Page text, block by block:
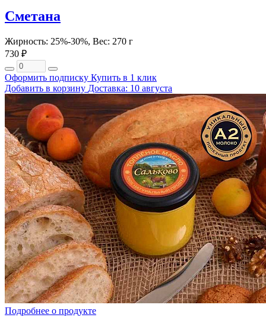
Сметана
Жирность: 25%-30%, Вес: 270 г
730 ₽
Оформить подписку Купить в 1 клик
Добавить в корзину Доставка: 10 августа
Подробнее о продукте